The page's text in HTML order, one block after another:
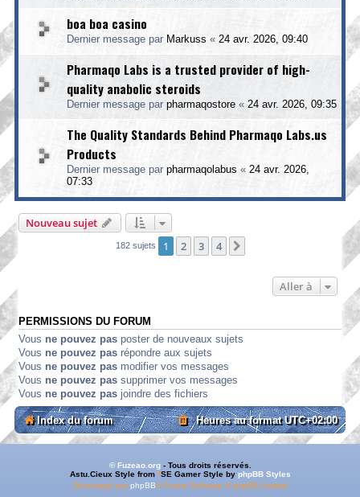
boa boa casino
Dernier message par Markuss « 24 avr. 2026, 09:40
Pharmaqo Labs is a trusted provider of high-
quality anabolic steroids
Dernier message par pharmaqostore « 24 avr. 2026, 09:35
The Quality Standards Behind Pharmaqo Labs.us
Products
Dernier message par pharmaqolabus « 24 avr. 2026,
07:33
Nouveau sujet
182 sujets 1 2 3 4
Aller à
PERMISSIONS DU FORUM
Vous ne pouvez pas poster de nouveaux sujets
Vous ne pouvez pas répondre aux sujets
Vous ne pouvez pas modifier vos messages
Vous ne pouvez pas supprimer vos messages
Vous ne pouvez pas joindre des fichiers
Index du forum Heures au formatUTC+02:00
© Fuzeao.org- Tous droits réservés.
Astu.Cieux Style from *SE Gamer Style by phpBB Styles
Développé parphpBB® Forum Software © phpBB Limited